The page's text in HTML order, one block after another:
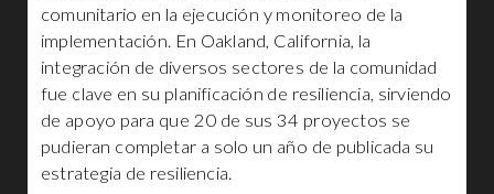
comunitario en la ejecución y monitoreo de la
implementación. En Oakland, California, la
integración de diversos sectores de la comunidad
fue clave en su planificación de resiliencia, sirviendo
de apoyo para que 20 de sus 34 proyectos se
pudieran completar a solo un año de publicada su
estrategia de resiliencia.